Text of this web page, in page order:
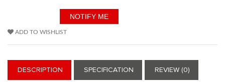
ADD TO WISHLIST
DESCRIPTION SPECIFICATION REVIEW (0)